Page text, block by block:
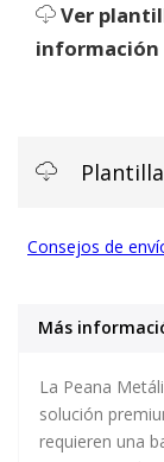
Ver
información
Consejos de
Más
La Peana
solución
requieren una